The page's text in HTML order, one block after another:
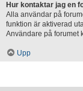
Hur kontaktar jag en
Alla användar på
funktion är aktiverad
Användare på forumet
Upp